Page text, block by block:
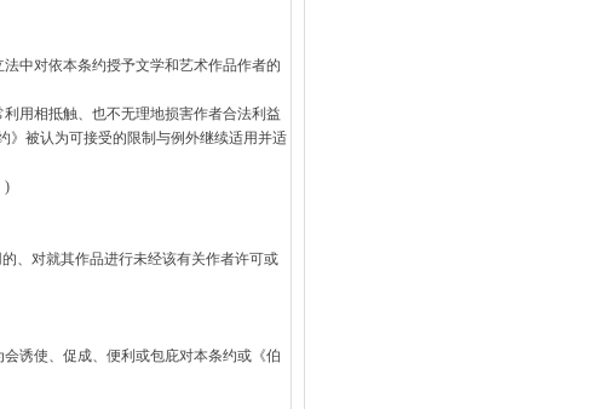
中对依本条约授予文学和艺术作品作者的
用相抵触、也不无理地损害作者合法利益
被认为可接受的限制与例外继续适用并适
)
、对就其作品进行未经该有关作者许可或
诱使、促成、便利或包庇对本条约或《伯